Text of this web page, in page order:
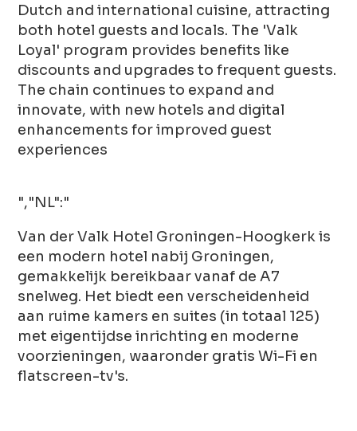
Dutch and international cuisine, attracting
both hotel guests and locals. The 'Valk
Loyal' program provides benefits like
discounts and upgrades to frequent guests.
The chain continues to expand and
innovate, with new hotels and digital
enhancements for improved guest
experiences
","NL":"
Van der Valk Hotel Groningen-Hoogkerk is
een modern hotel nabij Groningen,
gemakkelijk bereikbaar vanaf de A7
snelweg. Het biedt een verscheidenheid
aan ruime kamers en suites (in totaal 125)
met eigentijdse inrichting en moderne
voorzieningen, waaronder gratis Wi-Fi en
flatscreen-tv's.